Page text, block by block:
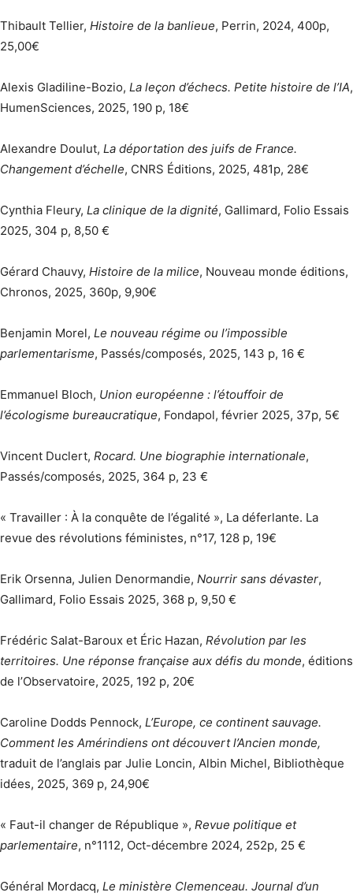
Thibault Tellier, Histoire de la banlieue, Perrin, 2024, 400p,
25,00€
Alexis Gladiline-Bozio, La leçon d’échecs. Petite histoire de l’IA,
HumenSciences, 2025, 190 p, 18€
Alexandre Doulut, La déportation des juifs de France.
Changement d’échelle, CNRS Éditions, 2025, 481p, 28€
Cynthia Fleury, La clinique de la dignité, Gallimard, Folio Essais
2025, 304 p, 8,50 €
Gérard Chauvy, Histoire de la milice, Nouveau monde éditions,
Chronos, 2025, 360p, 9,90€
Benjamin Morel, Le nouveau régime ou l’impossible
parlementarisme, Passés/composés, 2025, 143 p, 16 €
Emmanuel Bloch, Union européenne : l’étouffoir de
l’écologisme bureaucratique, Fondapol, février 2025, 37p, 5€
Vincent Duclert, Rocard. Une biographie internationale,
Passés/composés, 2025, 364 p, 23 €
« Travailler : À la conquête de l’égalité », La déferlante. La
revue des révolutions féministes, n°17, 128 p, 19€
Erik Orsenna, Julien Denormandie, Nourrir sans dévaster,
Gallimard, Folio Essais 2025, 368 p, 9,50 €
Frédéric Salat-Baroux et Éric Hazan, Révolution par les
territoires. Une réponse française aux défis du monde, éditions
de l’Observatoire, 2025, 192 p, 20€
Caroline Dodds Pennock, L’Europe, ce continent sauvage.
Comment les Amérindiens ont découvert l’Ancien monde,
traduit de l’anglais par Julie Loncin, Albin Michel, Bibliothèque
idées, 2025, 369 p, 24,90€
« Faut-il changer de République », Revue politique et
parlementaire, n°1112, Oct-décembre 2024, 252p, 25 €
Général Mordacq, Le ministère Clemenceau. Journal d’un